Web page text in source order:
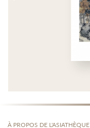
À PROPOS DE L'ASIATHÈQUE